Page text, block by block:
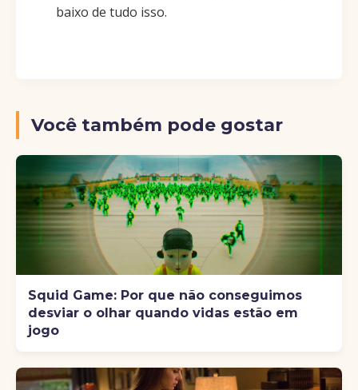
baixo de tudo isso.
Você também pode gostar
Squid Game: Por que não conseguimos
desviar o olhar quando vidas estão em
jogo